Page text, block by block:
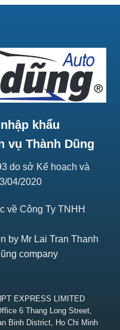
khẩu
vụ Thành Dũng
do sở Kế hoạch và
04/2020
về Công Ty TNHH
by Mr Lai Tran Thanh
company
EXPRESS LIMITED
6 Thang Long Street,
Binh District, Ho Chi Minh